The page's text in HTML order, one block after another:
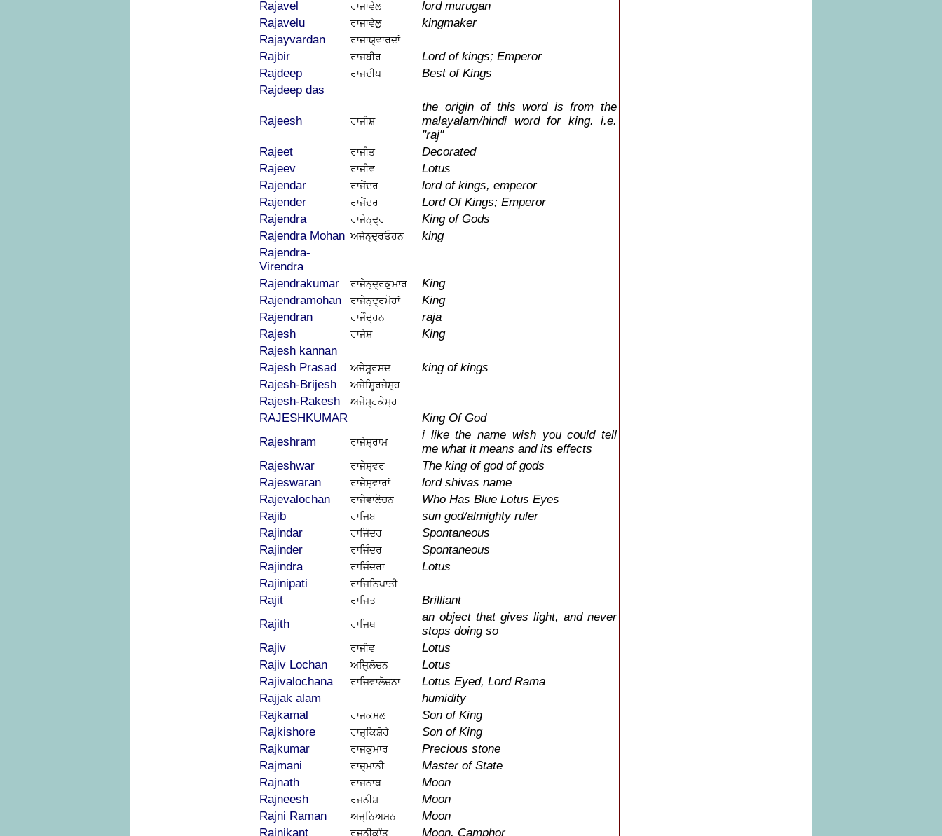
Rajavel
ਰਾਜਾਵੇਲ
lord murugan
Rajavelu
ਰਾਜਾਵੇਲੁ
kingmaker
Rajayvardan
ਰਾਜਾਯ੍ਵਾਰਦਾਂ
Rajbir ਰਾਜਬੀਰ
Lord of kings; Emperor
Rajdeep
ਰਾਜਦੀਪ
Best of Kings
Rajdeep das
Rajeesh ਰਾਜੀਸ਼
the origin of this word is from the
malayalam/hindi word for king. i.e.
"raj"
Rajeet
ਰਾਜੀਤ
Decorated
Rajeev
ਰਾਜੀਵ
Lotus
Rajendar
ਰਾਜੇਂਦਰ
lord of kings, emperor
Rajender
ਰਾਜੇਂਦਰ
Lord Of Kings; Emperor
Rajendra
ਰਾਜੇਨ੍ਦ੍ਰ
King of Gods
Rajendra Mohan ਅਜੇਨ੍ਦ੍ਰਓਹਨ
king
Rajendra-
Virendra
Rajendrakumar
ਰਾਜੇਨ੍ਦ੍ਰਕੁਮਾਰ
King
Rajendramohan
ਰਾਜੇਨ੍ਦ੍ਰਮੋਹਾਂ
King
Rajendran
ਰਾਜੇੰਦ੍ਰਨ
raja
Rajesh
ਰਾਜੇਸ਼
King
Rajesh kannan
Rajesh Prasad
ਅਜੇਸ੍ਹ੍ਰਸਦ
king of kings
Rajesh-Brijesh
ਅਜੇਸ੍ਹ੍ਰਿਜੇਸ੍ਹ
Rajesh-Rakesh ਅਜੇਸ੍ਹਕੇਸ੍ਹ
RAJESHKUMAR
King Of God
Rajeshram
ਰਾਜੇਸ਼੍ਰਾਮ
i like the name wish you could tell
me what it means and its effects
Rajeshwar
ਰਾਜੇਸ਼੍ਵਰ
The king of god of gods
Rajeswaran
ਰਾਜੇਸ੍ਵਾਰਾਂ
lord shivas name
Rajevalochan
ਰਾਜੇਵਾਲੋਚਨ
Who Has Blue Lotus Eyes
Rajib
ਰਾਜਿਬ
sun god/almighty ruler
Rajindar
ਰਾਜਿੰਦਰ
Spontaneous
Rajinder
ਰਾਜਿੰਦਰ
Spontaneous
Rajindra
ਰਾਜਿੰਦਰਾ
Lotus
Rajinipati
ਰਾਜਿਨਿਪਾਤੀ
Rajit ਰਾਜਿਤ
Brilliant
Rajith
ਰਾਜਿਥ
an object that gives light, and never
stops doing so
Rajiv
ਰਾਜੀਵ
Lotus
Rajiv Lochan
ਅਜਿਵ੍ਲ਼ੋਚਨ
Lotus
Rajivalochana
ਰਾਜਿਵਾਲੋਚਨਾ
Lotus Eyed, Lord Rama
Rajjak alam
humidity
Rajkamal
ਰਾਜਕਮਲ
Son of King
Rajkishore
ਰਾਜ੍ਕਿਸ਼ੋਰੇ
Son of King
Rajkumar
ਰਾਜਕੁਮਾਰ
Precious stone
Rajmani
ਰਾਜ੍ਮਾਨੀ
Master of State
Rajnath
ਰਾਜਨਾਥ
Moon
Rajneesh
ਰਜਨੀਸ਼
Moon
Rajni Raman
ਅਜ੍ਨਿਅਮਨ
Moon
Rajnikant
ਰਜਨੀਕਾੰਤ Moon, Camphor